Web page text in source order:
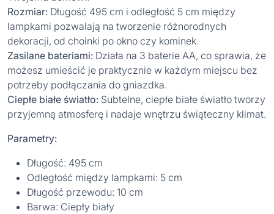
Rozmiar: Długość 495 cm i odległość 5 cm między
lampkami pozwalają na tworzenie różnorodnych
dekoracji, od choinki po okno czy kominek.
Zasilane bateriami: Działa na 3 baterie AA, co sprawia, że
możesz umieścić je praktycznie w każdym miejscu bez
potrzeby podłączania do gniazdka.
Ciepłe białe światło: Subtelne, ciepłe białe światło tworzy
przyjemną atmosferę i nadaje wnętrzu świąteczny klimat.
Parametry:
Długość: 495 cm
Odległość między lampkami: 5 cm
Długość przewodu: 10 cm
Barwa: Ciepły biały